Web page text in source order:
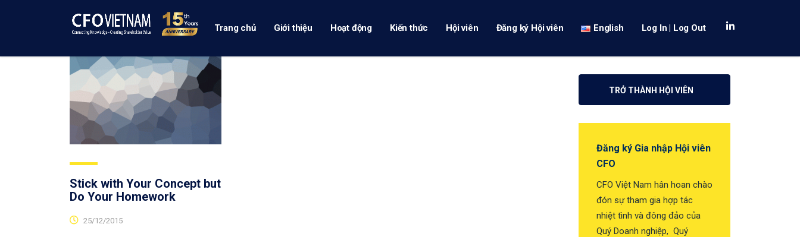
Trang chủ Giới thiệu Hoạt động Kiến thức Hội viên Đăng ký Hội viên English Log In | Log Out
Stick with Your Concept but
Do Your Homework
25/12/2015
TRỞ THÀNH HỘI VIÊN
Đăng ký Gia nhập Hội viên
CFO
CFO Việt Nam hân hoan chào
đón sự tham gia hợp tác
nhiệt tình và đông đảo của
Quý Doanh nghiệp, Quý